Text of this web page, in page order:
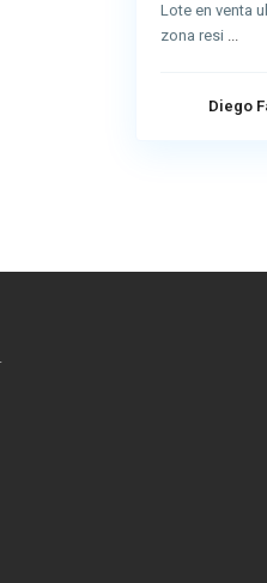
Lote en venta
zona resi ...
Diego